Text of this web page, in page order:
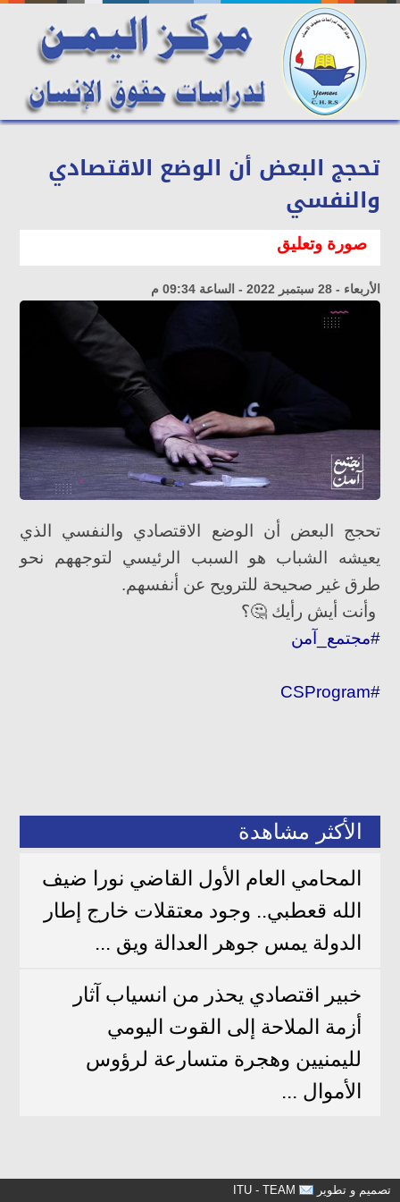
تحجج البعض أن الوضع الاقتصادي
والنفسي
صورة وتعليق
الأربعاء - 28 سبتمبر 2022 - الساعة 09:34 م
تحجج البعض أن الوضع الاقتصادي والنفسي الذي
يعيشه الشباب هو السبب الرئيسي لتوجههم نحو
طرق غير صحيحة للترويح عن أنفسهم.
وأنت أيش رأيك 🤔؟
#مجتمع_آمن
#CSProgram
الأكثر مشاهدة
المحامي العام الأول القاضي نورا ضيف
الله قعطبي.. وجود معتقلات خارج إطار
الدولة يمس جوهر العدالة ويق ...
خبير اقتصادي يحذر من انسياب آثار
أزمة الملاحة إلى القوت اليومي
لليمنيين وهجرة متسارعة لرؤوس
الأموال ...
تصميم و تطوير ITU - TEAM